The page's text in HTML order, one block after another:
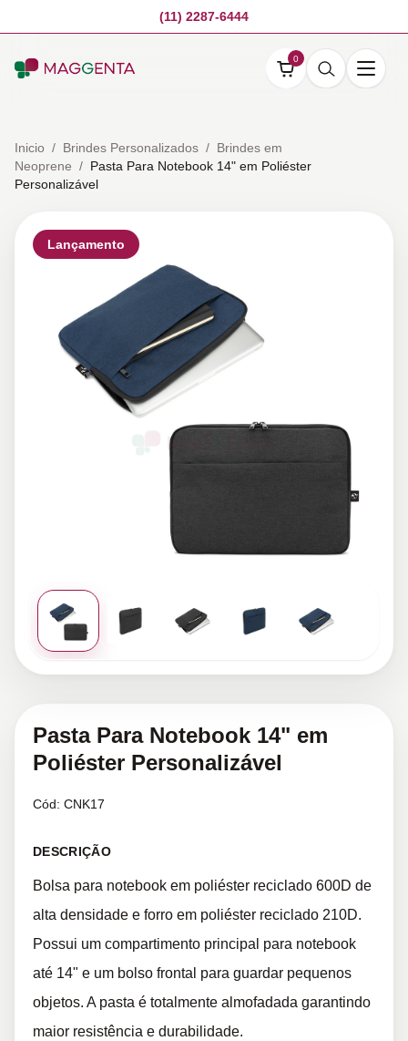
(11) 2287-6444
0
Inicio / Brindes Personalizados / Brindes em
Neoprene / Pasta Para Notebook 14" em Poliéster
Personalizável
Lançamento
Pasta Para Notebook 14" em
Poliéster Personalizável
Cód: CNK17
DESCRIÇÃO
Bolsa para notebook em poliéster reciclado 600D de
alta densidade e forro em poliéster reciclado 210D.
Possui um compartimento principal para notebook
até 14" e um bolso frontal para guardar pequenos
objetos. A pasta é totalmente almofadada garantindo
maior resistência e durabilidade.